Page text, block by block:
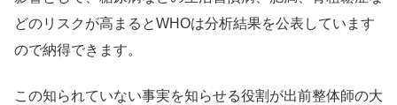
どのリスクが高まるとWHOは分析結果を公表しています
ので納得できます。
この知られていない事実を知らせる役割が出前整体師の大